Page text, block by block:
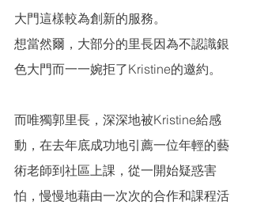
大門這樣較為創新的服務。
想當然爾，大部分的里長因為不認識銀
色大門而一一婉拒了Kristine的邀約。
而唯獨郭里長，深深地被Kristine給感
動，在去年底成功地引薦一位年輕的藝
術老師到社區上課，從一開始疑惑害
怕，慢慢地藉由一次次的合作和課程活